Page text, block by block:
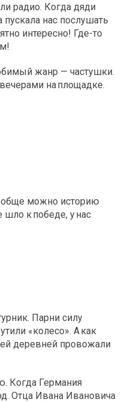
радио. Когда дяди
нас послушать
интересно! Где-то
жанр — частушки.
на площадке.
можно историю
к победе, у нас
Парни силу
«колесо». А как
деревней провожали
Когда Германия
Отца Ивана Ивановича